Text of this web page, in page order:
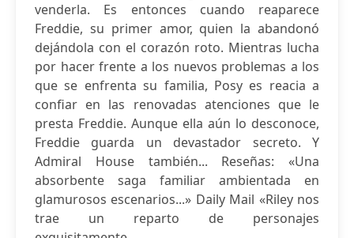
venderla. Es entonces cuando reaparece
Freddie, su primer amor, quien la abandonó
dejándola con el corazón roto. Mientras lucha
por hacer frente a los nuevos problemas a los
que se enfrenta su familia, Posy es reacia a
confiar en las renovadas atenciones que le
presta Freddie. Aunque ella aún lo desconoce,
Freddie guarda un devastador secreto. Y
Admiral House también... Reseñas: «Una
absorbente saga familiar ambientada en
glamurosos escenarios...» Daily Mail «Riley nos
trae un reparto de personajes